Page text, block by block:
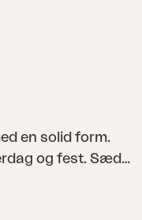
en solid form.
og fest. Sædet
lameller eller